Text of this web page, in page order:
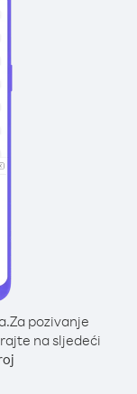
Za pozivanje
na sljedeći